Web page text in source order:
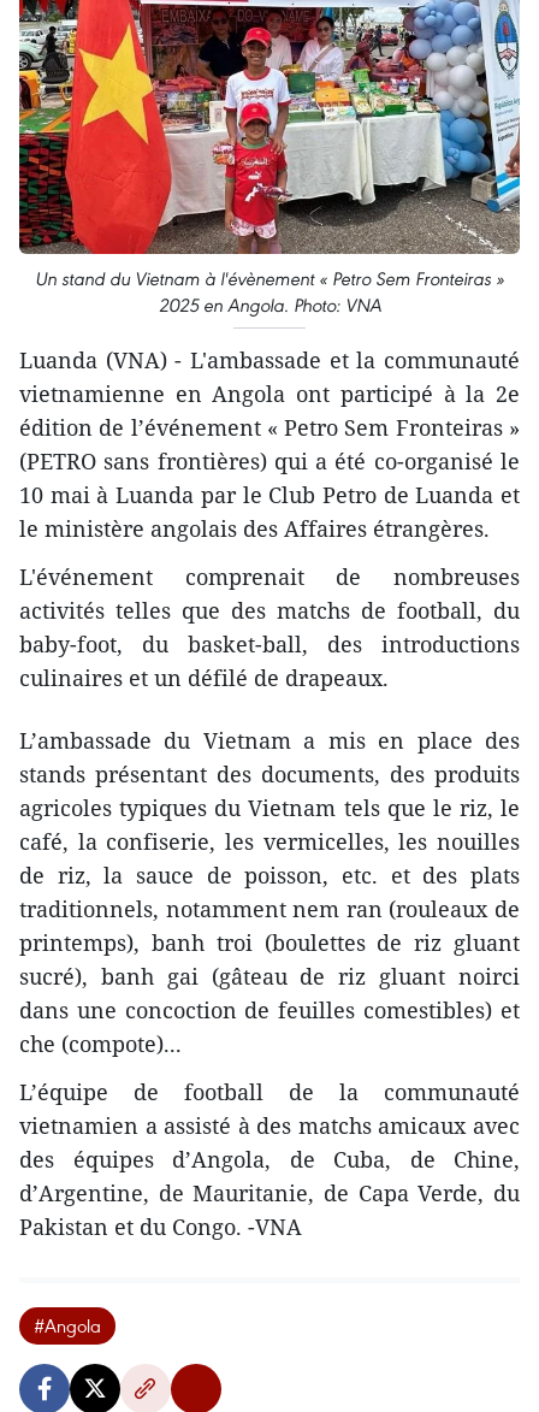
Un stand du Vietnam à l'évènement « Petro Sem Fronteiras »
2025 en Angola. Photo: VNA
Luanda (VNA) - L'ambassade et la communauté
vietnamienne en Angola ont participé à la 2e
édition de l’événement « Petro Sem Fronteiras »
(PETRO sans frontières) qui a été co-organisé le
10 mai à Luanda par le Club Petro de Luanda et
le ministère angolais des Affaires étrangères.
L'événement comprenait de nombreuses
activités telles que des matchs de football, du
baby-foot, du basket-ball, des introductions
culinaires et un défilé de drapeaux.
L’ambassade du Vietnam a mis en place des
stands présentant des documents, des produits
agricoles typiques du Vietnam tels que le riz, le
café, la confiserie, les vermicelles, les nouilles
de riz, la sauce de poisson, etc. et des plats
traditionnels, notamment nem ran (rouleaux de
printemps), banh troi (boulettes de riz gluant
sucré), banh gai (gâteau de riz gluant noirci
dans une concoction de feuilles comestibles) et
che (compote)...
L’équipe de football de la communauté
vietnamien a assisté à des matchs amicaux avec
des équipes d’Angola, de Cuba, de Chine,
d’Argentine, de Mauritanie, de Capa Verde, du
Pakistan et du Congo. -VNA
#Angola